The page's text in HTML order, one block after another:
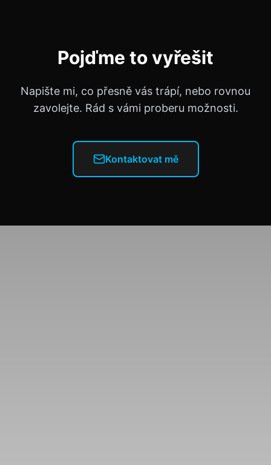
Pojďme to vyřešit
Napište mi, co přesně vás trápí, nebo rovnou
zavolejte. Rád s vámi proberu možnosti.
Kontaktovat mě